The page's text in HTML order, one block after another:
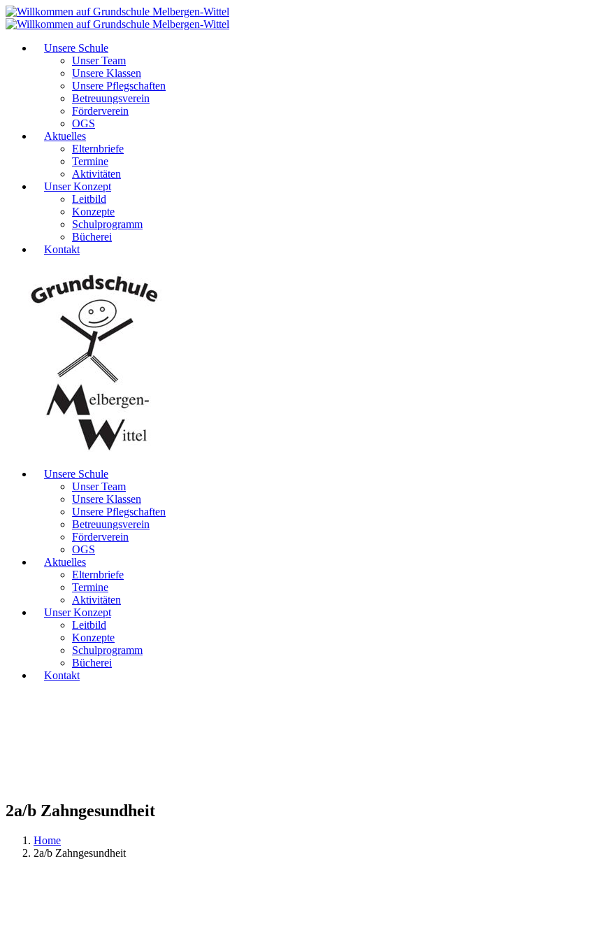
Unsere Schule
Unser Team
Unsere Klassen
Unsere Pflegschaften
Betreuungsverein
Förderverein
OGS
Aktuelles
Elternbriefe
Termine
Aktivitäten
Unser Konzept
Leitbild
Konzepte
Schulprogramm
Bücherei
Kontakt
Unsere Schule
Unser Team
Unsere Klassen
Unsere Pflegschaften
Betreuungsverein
Förderverein
OGS
Aktuelles
Elternbriefe
Termine
Aktivitäten
Unser Konzept
Leitbild
Konzepte
Schulprogramm
Bücherei
Kontakt
2a/b Zahngesundheit
Home
2a/b Zahngesundheit